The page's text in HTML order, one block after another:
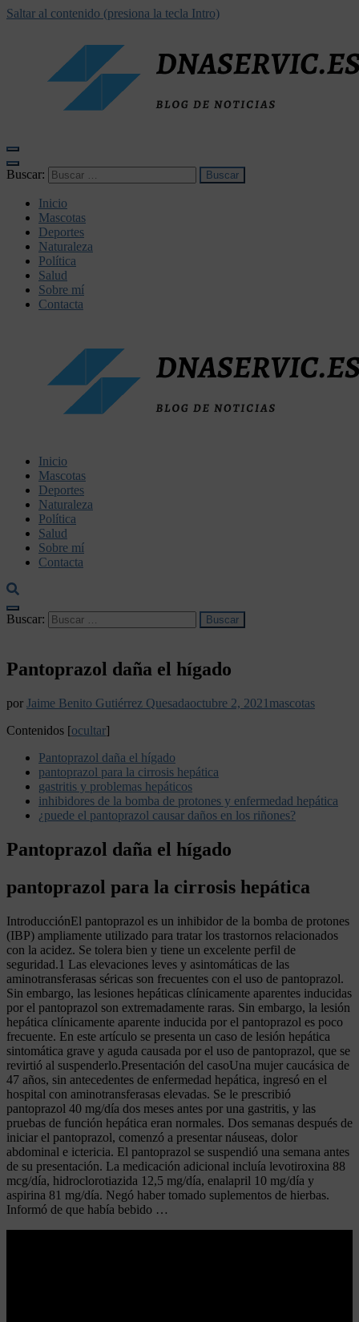
Saltar al contenido (presiona la tecla Intro)
Buscar:
Inicio
Mascotas
Deportes
Naturaleza
Política
Salud
Sobre mí
Contacta
dnaservic.es
Inicio
Mascotas
Deportes
Naturaleza
Política
Salud
Sobre mí
Contacta
Buscar:
Pantoprazol daña el hígado
por Jaime Benito Gutiérrez Quesadaoctubre 2, 2021 mascotas
Contenidos [ocultar]
Pantoprazol daña el hígado
pantoprazol para la cirrosis hepática
gastritis y problemas hepáticos
inhibidores de la bomba de protones y enfermedad hepática
¿puede el pantoprazol causar daños en los riñones?
Pantoprazol daña el hígado
pantoprazol para la cirrosis hepática
IntroducciónEl pantoprazol es un inhibidor de la bomba de protones
(IBP) ampliamente utilizado para tratar los trastornos relacionados
con la acidez. Se tolera bien y tiene un excelente perfil de
seguridad.1 Las elevaciones leves y asintomáticas de las
aminotransferasas séricas son frecuentes con el uso de pantoprazol.
Sin embargo, las lesiones hepáticas clínicamente aparentes inducidas
por el pantoprazol son extremadamente raras. Sin embargo, la lesión
hepática clínicamente aparente inducida por el pantoprazol es poco
frecuente. En este artículo se presenta un caso de lesión hepática
sintomática grave y aguda causada por el uso de pantoprazol, que se
revirtió al suspenderlo.Presentación del casoUna mujer caucásica de
47 años, sin antecedentes de enfermedad hepática, ingresó en el
hospital con aminotransferasas elevadas. Se le prescribió
pantoprazol 40 mg/día dos meses antes por una gastritis, y las
pruebas de función hepática eran normales. Dos semanas después de
iniciar el pantoprazol, comenzó a presentar náuseas, dolor
abdominal e ictericia. El pantoprazol se suspendió una semana antes
de su presentación. La medicación adicional incluía levotiroxina 88
mcg/día, hidroclorotiazida 12,5 mg/día, enalapril 10 mg/día y
aspirina 81 mg/día. Negó haber tomado suplementos de hierbas.
Informó de que había bebido …